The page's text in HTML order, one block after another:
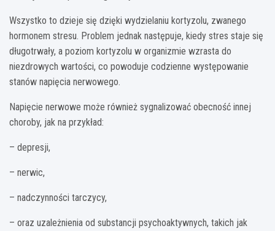
Wszystko to dzieje się dzięki wydzielaniu kortyzolu, zwanego
hormonem stresu. Problem jednak następuje, kiedy stres staje się
długotrwały, a poziom kortyzolu w organizmie wzrasta do
niezdrowych wartości, co powoduje codzienne występowanie
stanów napięcia nerwowego.
Napięcie nerwowe może również sygnalizować obecność innej
choroby, jak na przykład:
– depresji,
– nerwic,
– nadczynności tarczycy,
– oraz uzależnienia od substancji psychoaktywnych, takich jak